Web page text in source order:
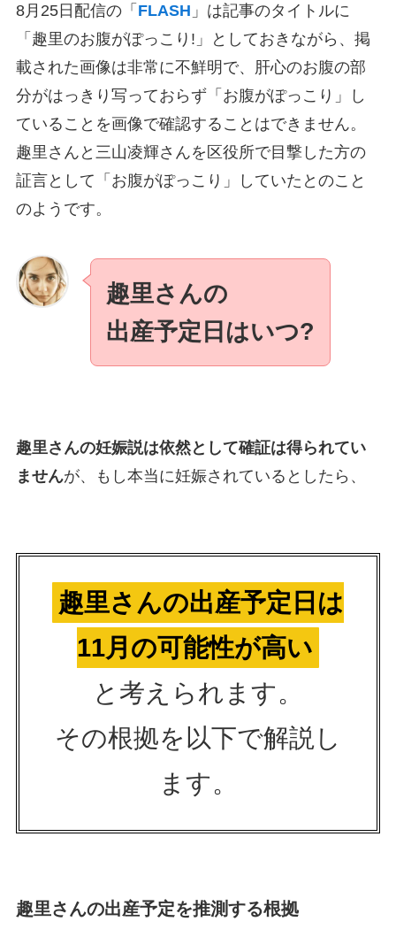
8月25日配信の「 FLASH 」は記事のタイトルに
「趣里のお腹がぽっこり!」としておきながら、掲
載された画像は非常に不鮮明で、肝心のお腹の部
分がはっきり写っておらず「お腹がぽっこり」し
ていることを画像で確認することはできません。
趣里さんと三山凌輝さんを区役所で目撃した方の
証言として「お腹がぽっこり」していたとのこと
のようです。
趣里さんの
出産予定日はいつ?
趣里さんの妊娠説は依然として確証は得られてい
ませんが、もし本当に妊娠されているとしたら、
趣里さんの出産予定日は
11月の可能性が高い
と考えられます。
その根拠を以下で解説し
ます。
趣里さんの出産予定を推測する根拠